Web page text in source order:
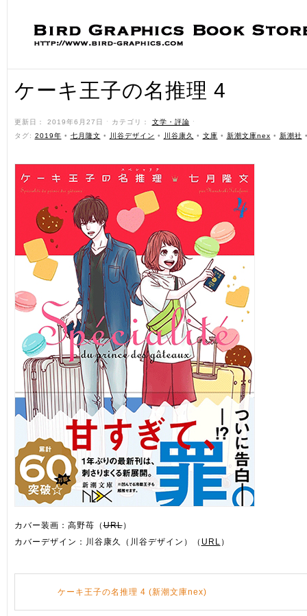
ケーキ王子の名推理 4
更新日： 2019年6月27日 ˑ カテゴリ： 文学・評論 ˑ
タグ: 2019年 • 七月隆文 • 川谷デザイン • 川谷康久 • 文庫 • 新潮文庫nex • 新潮社
カバー装画：高野苺（URL）
カバーデザイン：川谷康久（川谷デザイン）（ URL ）
ケーキ王子の名推理 4 (新潮文庫nex)